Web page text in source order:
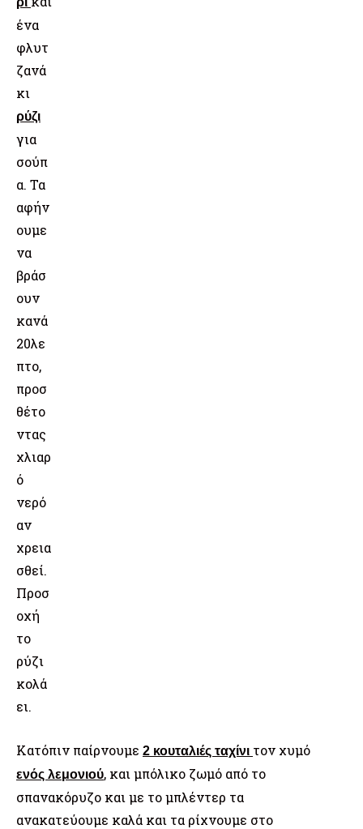
ένα
φλυτ
ζανά
κι
ρύζι
για
σούπ
α. Τα
αφήν
ουμε
να
βράσ
ουν
κανά
20λε
πτο,
προσ
θέτο
ντας
χλιαρ
ό
νερό
αν
χρεια
σθεί.
Προσ
οχή
το
ρύζι
κολά
ει.
Κατόπιν παίρνουμε 2 κουταλιές ταχίνι τον χυμό
ενός λεμονιού, και μπόλικο ζωμό από το
σπανακόρυζο και με το μπλέντερ τα
ανακατεύουμε καλά και τα ρίχνουμε στο